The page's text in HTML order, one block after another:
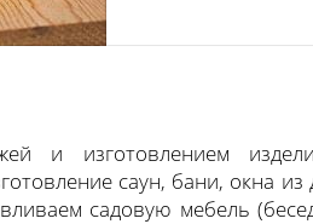
и изготовлением
саун, бани, окна
садовую мебель